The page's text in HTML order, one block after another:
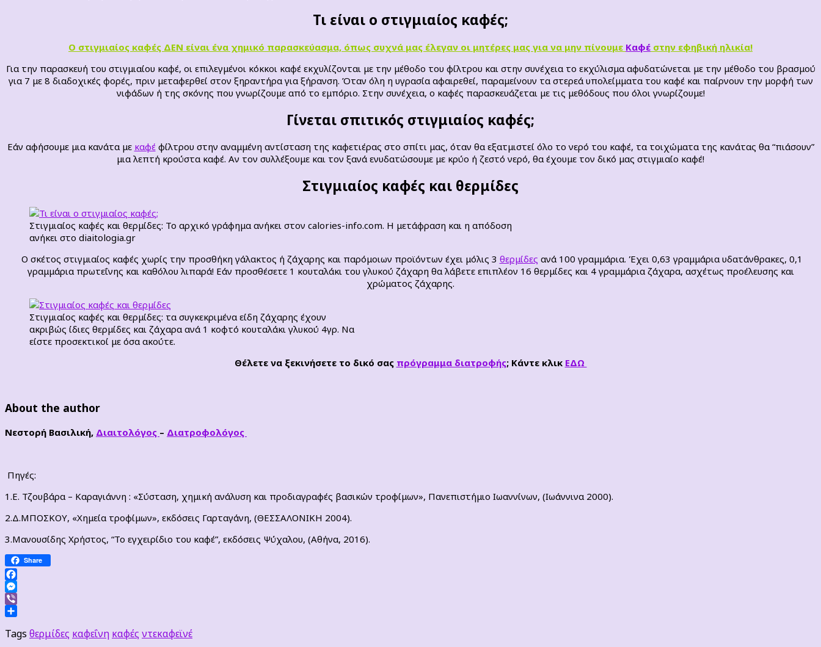
Τι είναι ο στιγμιαίος καφές;
Ο στιγμιαίος καφές ΔΕΝ είναι ένα χημικό παρασκεύασμα, όπως συχνά μας έλεγαν οι μητέρες μας για να μην πίνουμε Καφέ στην εφηβική ηλικία!
Για την παρασκευή του στιγμιαίου καφέ, οι επιλεγμένοι κόκκοι καφέ εκχυλίζονται με την μέθοδο του φίλτρου και στην συνέχεια το εκχύλισμα αφυδατώνεται με την μέθοδο του βρασμού
για 7 με 8 διαδοχικές φορές, πριν μεταφερθεί στον ξηραντήρα για ξήρανση. Όταν όλη η υγρασία αφαιρεθεί, παραμείνουν τα στερεά υπολείμματα του καφέ και παίρνουν την μορφή των
νιφάδων ή της σκόνης που γνωρίζουμε από το εμπόριο. Στην συνέχεια, ο καφές παρασκευάζεται με τις μεθόδους που όλοι γνωρίζουμε!
Γίνεται σπιτικός στιγμιαίος καφές;
Εάν αφήσουμε μια κανάτα με καφέφίλτρου στην αναμμένη αντίσταση της καφετιέρας στο σπίτι μας, όταν θα εξατμιστεί όλο το νερό του καφέ, τα τοιχώματα της κανάτας θα “πιάσουν”
μια λεπτή κρούστα καφέ. Αν τον συλλέξουμε και τον ξανά ενυδατώσουμε με κρύο ή ζεστό νερό, θα έχουμε τον δικό μας στιγμιαίο καφέ!
Στιγμιαίος καφές και θερμίδες
Στιγμιαίος καφές και θερμίδες: Το αρχικό γράφημα ανήκει στον calories-info.com. Η μετάφραση και η απόδοση
ανήκει στο diaitologia.gr
Ο σκέτος στιγμιαίος καφές χωρίς την προσθήκη γάλακτος ή ζάχαρης και παρόμοιων προϊόντων έχει μόλις 3 θερμίδες ανά 100 γραμμάρια. Έχει 0,63 γραμμάρια υδατάνθρακες, 0,1
γραμμάρια πρωτεΐνης και καθόλου λιπαρά! Εάν προσθέσετε 1 κουταλάκι του γλυκού ζάχαρη θα λάβετε επιπλέον 16 θερμίδες και 4 γραμμάρια ζάχαρα, ασχέτως προέλευσης και
χρώματος ζάχαρης.
Στιγμιαίος καφές και θερμίδες: τα συγκεκριμένα είδη ζάχαρης έχουν
ακριβώς ίδιες θερμίδες και ζάχαρα ανά 1 κοφτό κουταλάκι γλυκού 4γρ. Να
είστε προσεκτικοί με όσα ακούτε.
Θέλετε να ξεκινήσετε το δικό σας πρόγραμμα διατροφής; Κάντε κλικ ΕΔΩ
About the author
Νεστορή Βασιλική, Διαιτολόγος – Διατροφολόγος
Πηγές:
1.Ε. Τζουβάρα – Καραγιάννη : «Σύσταση, χημική ανάλυση και προδιαγραφές βασικών τροφίμων», Πανεπιστήμιο Ιωαννίνων, (Ιωάννινα 2000).
2.Δ.ΜΠΟΣΚΟΥ, «Χημεία τροφίμων», εκδόσεις Γαρταγάνη, (ΘΕΣΣΑΛΟΝΙΚΗ 2004).
3.Μανουσίδης Χρήστος, “Το εγχειρίδιο του καφέ”, εκδόσεις Ψύχαλου, (Αθήνα, 2016).
Share
Facebook
Messenger
Viber
Tags θερμίδες καφεΐνη καφές ντεκαφεϊνέ